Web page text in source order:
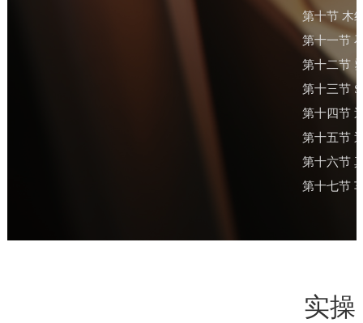
第十节 木
第十一节
第十二节
第十三节
第十四节
第十五节
第十六节
第十七节
实操